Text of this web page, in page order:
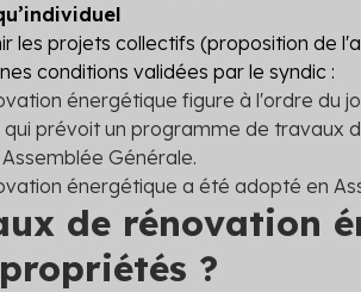
les projets collectifs (proposition de
conditions validées par le syndic :
énergétique figure à l'ordre du
qui prévoit un programme de travaux
Générale.
énergétique a été adopté en
de rénovation
?